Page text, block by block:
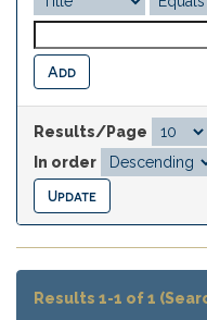
Results/Page
In order
Results 1-1 of 1